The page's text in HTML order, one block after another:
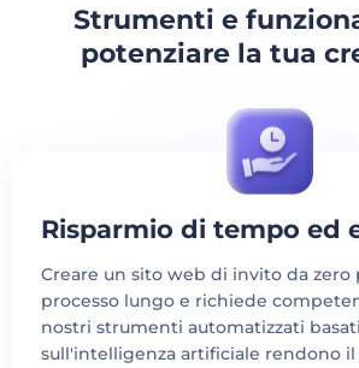
Strumenti e
potenziare la tua
Risparmio di tempo ed
Creare un sito web di invito da zero
processo lungo e richiede
nostri strumenti automatizzati basati
sull'intelligenza artificiale rendono